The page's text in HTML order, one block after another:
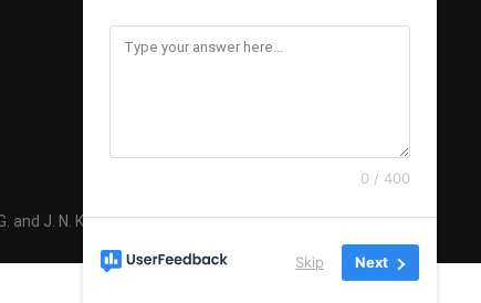
and J. N. K 2020 - Mise à jour 08 Février 2024
0 / 400
Skip Next